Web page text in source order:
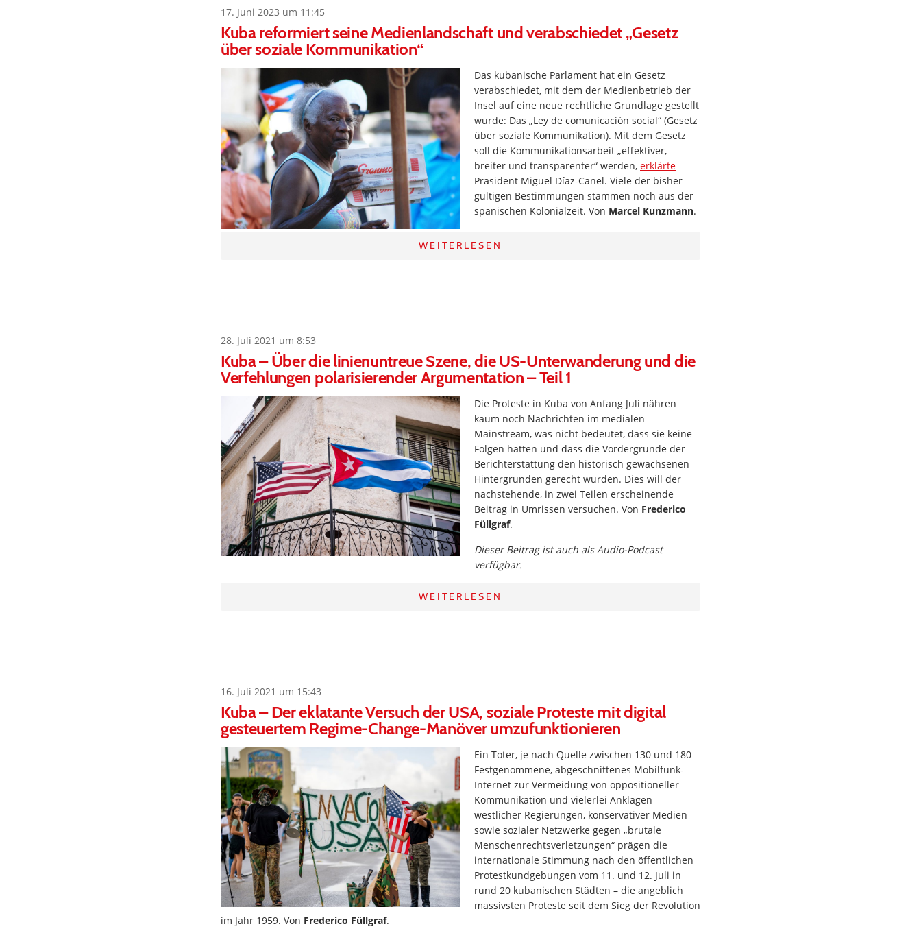
17. Juni 2023 um 11:45
Kuba reformiert seine Medienlandschaft und verabschiedet „Gesetz
über soziale Kommunikation“
Das kubanische Parlament hat ein Gesetz
verabschiedet, mit dem der Medienbetrieb der
Insel auf eine neue rechtliche Grundlage gestellt
wurde: Das „Ley de comunicación social“ (Gesetz
über soziale Kommunikation). Mit dem Gesetz
soll die Kommunikationsarbeit „effektiver,
breiter und transparenter“ werden, erklärte
Präsident Miguel Díaz-Canel. Viele der bisher
gültigen Bestimmungen stammen noch aus der
spanischen Kolonialzeit. Von Marcel Kunzmann.
WEITERLESEN
28. Juli 2021 um 8:53
Kuba – Über die linienuntreue Szene, die US-Unterwanderung und die
Verfehlungen polarisierender Argumentation – Teil 1
Die Proteste in Kuba von Anfang Juli nähren
kaum noch Nachrichten im medialen
Mainstream, was nicht bedeutet, dass sie keine
Folgen hatten und dass die Vordergründe der
Berichterstattung den historisch gewachsenen
Hintergründen gerecht wurden. Dies will der
nachstehende, in zwei Teilen erscheinende
Beitrag in Umrissen versuchen. Von Frederico
Füllgraf.
Dieser Beitrag ist auch als Audio-Podcast
verfügbar.
WEITERLESEN
16. Juli 2021 um 15:43
Kuba – Der eklatante Versuch der USA, soziale Proteste mit digital
gesteuertem Regime-Change-Manöver umzufunktionieren
Ein Toter, je nach Quelle zwischen 130 und 180
Festgenommene, abgeschnittenes Mobilfunk-
Internet zur Vermeidung von oppositioneller
Kommunikation und vielerlei Anklagen
westlicher Regierungen, konservativer Medien
sowie sozialer Netzwerke gegen „brutale
Menschenrechtsverletzungen“ prägen die
internationale Stimmung nach den öffentlichen
Protestkundgebungen vom 11. und 12. Juli in
rund 20 kubanischen Städten – die angeblich
massivsten Proteste seit dem Sieg der Revolution
im Jahr 1959. Von Frederico Füllgraf.